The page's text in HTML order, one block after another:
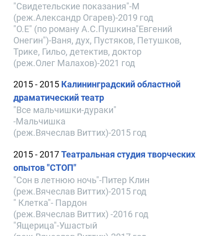
"Свидетельские показания"-M
(реж.Александр Огарев)-2019 год
"О.Е" (по роману А.С.Пушкина"Евгений
Онегин")-Ваня, дух, Пустяков, Петушков,
Трике, Гильо, детектив, доктор
(реж.Олег Малахов)-2021 год
2015 - 2015 Калининградский областной
драматический театр
"Все мальчишки-дураки"
-Мальчишка
(реж.Вячеслав Виттих)-2015 год
2015 - 2017Театральная студия творческих
опытов "СТОП"
"Сон в летнюю ночь"-Питер Клин
(реж.Вячеслав Виттих)-2015 год
" Клетка"- Пардон
(реж.Вячеслав Виттих) -2016 год
"Ящерица"-Ушастый